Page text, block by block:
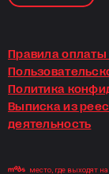
Правила оплаты
Политика
Выписка из
деятельность
место, где выходят